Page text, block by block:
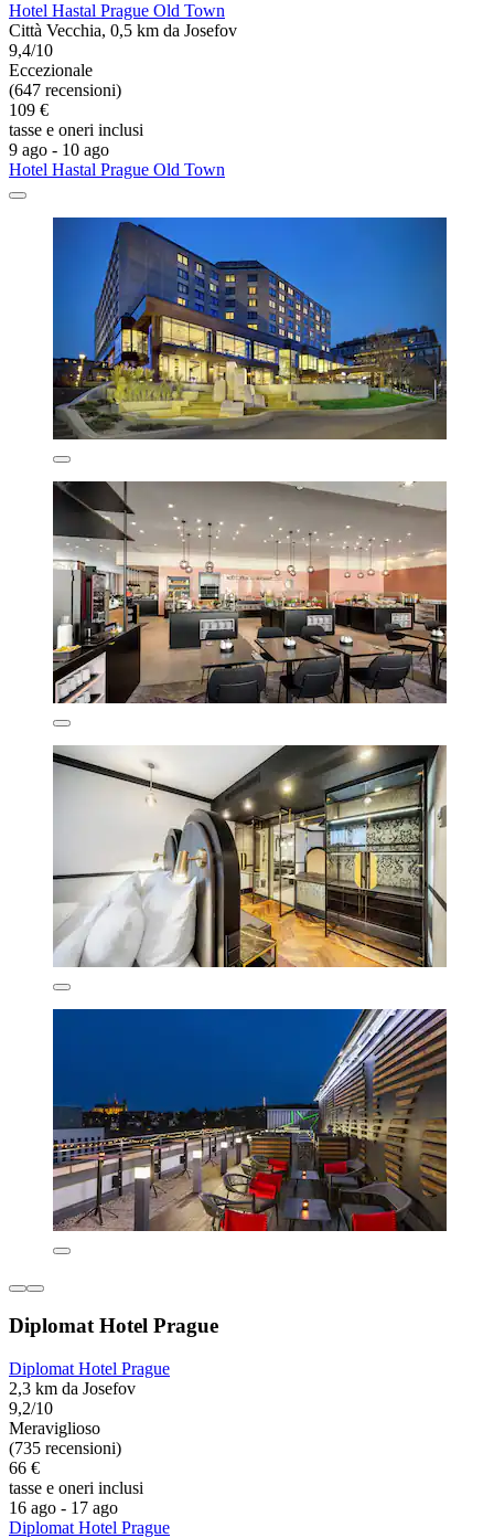
Hotel Hastal Prague Old Town
Città Vecchia, 0,5 km da Josefov
9,4/10
Eccezionale
(647 recensioni)
109 €
tasse e oneri inclusi
9 ago - 10 ago
Hotel Hastal Prague Old Town
Diplomat Hotel Prague
Diplomat Hotel Prague
2,3 km da Josefov
9,2/10
Meraviglioso
(735 recensioni)
66 €
tasse e oneri inclusi
16 ago - 17 ago
Diplomat Hotel Prague